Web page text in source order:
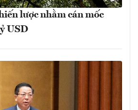
lược nhằm cán mốc
USD